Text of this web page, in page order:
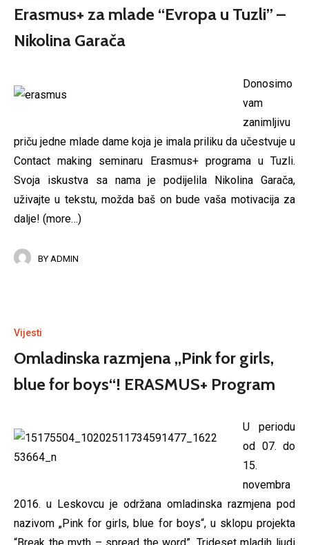
Erasmus+ za mlade “Evropa u Tuzli” –
Nikolina Garača
Donosimo
vam
zanimljivu
priču jedne mlade dame koja je imala priliku da učestvuje u
Contact making seminaru Erasmus+ programa u Tuzli.
Svoja iskustva sa nama je podijelila Nikolina Garača,
uživajte u tekstu, možda baš on bude vaša motivacija za
dalje! (more…)
BY ADMIN
Vijesti
Omladinska razmjena „Pink for girls,
blue for boys“! ERASMUS+ Program
U periodu
od 07. do
15.
novembra
2016. u Leskovcu je održana omladinska razmjena pod
nazivom „Pink for girls, blue for boys“, u sklopu projekta